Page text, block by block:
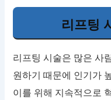
리프팅
리프팅 시술은 많은 사
원하기 때문에 인기가
이를 위해 지속적으로